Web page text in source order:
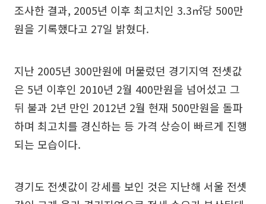
조사한 결과, 2005년 이후 최고치인 3.3㎡당 500만
원을 기록했다고 27일 밝혔다.
지난 2005년 300만원에 머물렀던 경기지역 전셋값
은 5년 이후인 2010년 2월 400만원을 넘어섰고 그
뒤 불과 2년 만인 2012년 2월 현재 500만원을 돌파
하며 최고치를 경신하는 등 가격 상승이 빠르게 진행
되는 모습이다.
경기도 전셋값이 강세를 보인 것은 지난해 서울 전셋